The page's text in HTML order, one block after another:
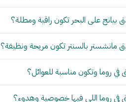
على البحر تكون راقية ومطلة؟
مانشستر بالسنتر تكون مريحة ونظيفة؟
روما وتكون مناسبة للعوائل؟
في روما اللي فيها خصوصية وهدوء؟